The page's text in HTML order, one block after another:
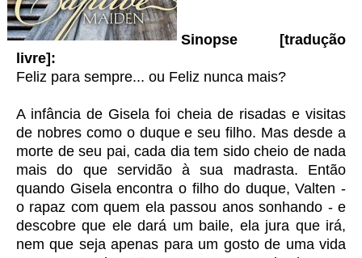
Sinopse [tradução
livre]:
Feliz para sempre... ou Feliz nunca mais?
A infância de Gisela foi cheia de risadas e visitas
de nobres como o duque e seu filho. Mas desde a
morte de seu pai, cada dia tem sido cheio de nada
mais do que servidão à sua madrasta. Então
quando Gisela encontra o filho do duque, Valten -
o rapaz com quem ela passou anos sonhando - e
descobre que ele dará um baile, ela jura que irá,
nem que sejaapenas para um gosto de uma vida